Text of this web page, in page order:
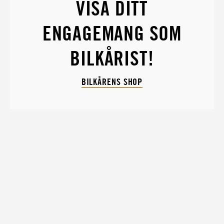
VISA DITT
ENGAGEMANG SOM
BILKÅRIST!
BILKÅRENS SHOP